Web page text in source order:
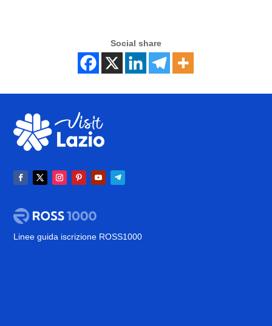
Social share
Linee guida iscrizione ROSS1000